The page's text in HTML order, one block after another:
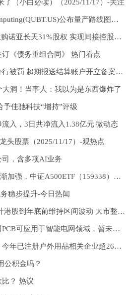
了（小白必读）（2025/11/17）-关注
每日速讯：Quantum Computing(QUBT.US)公布量产路线图并获15亿美元融资，股价盘前大涨
普冉股份：拟1.44亿元收购诺亚长天31%股权 实现间接控股高性能闪存公司SHM|热点聚焦
《债务重组合同》 热门看点
快看点丨晋商银行大同分行被罚 超期报送结算账户开立备案资料
洞！当事人：我以为是东西爆炸了
佳驰科技“增持”评级
入，3日共净流入1.38亿元|微动态
头股票（2025/11/17）-观热点
，含多项AI业务
A股牛市的确定性仍在逐渐加强，中证A500ETF（159338）净流入近3000万份-速看料
稳步提升-今日热闻
动态:思博瑞陈颂超：预计港股到年底前维持区间波动 大市整理期是入市良机
最资讯丨金禄电子：公司PCB可应用于智能电网领域，暂未应用于风电领域
荒野求生引爆户外市场！今年已注册户外用品相关企业超260万家
公积金吗？
？ 热议